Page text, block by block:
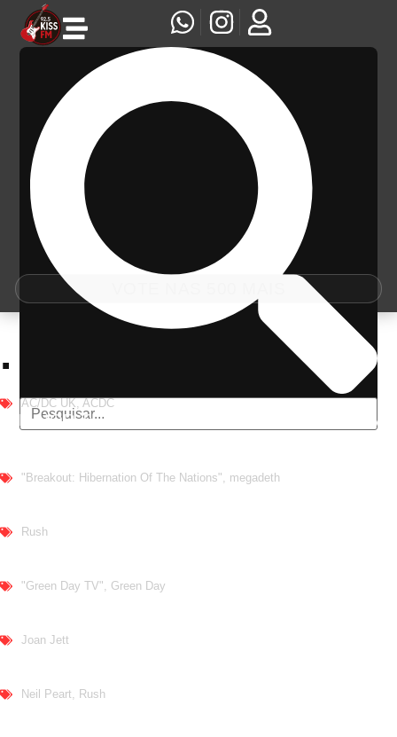
.
AC/DC UK, ACDC
O MAIOR TRIBUTO AO AC/DC: AC/DC UK TRAZ
"Breakout: Hibernation Of The Nations", megadeth
Rush
"Green Day TV", Green Day
Joan Jett
Neil Peart, Rush